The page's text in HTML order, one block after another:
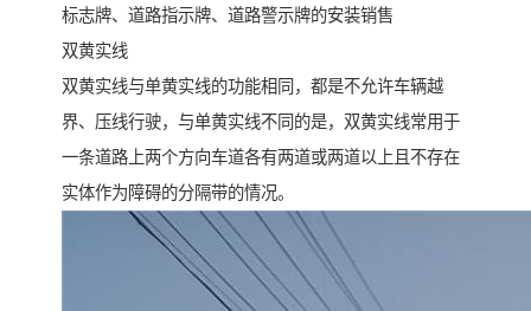
标志牌、道路指示牌、道路警示牌的安装销售
双黄实线
双黄实线与单黄实线的功能相同，都是不允许车辆越
界、压线行驶，与单黄实线不同的是，双黄实线常用于
一条道路上两个方向车道各有两道或两道以上且不存在
实体作为障碍的分隔带的情况。